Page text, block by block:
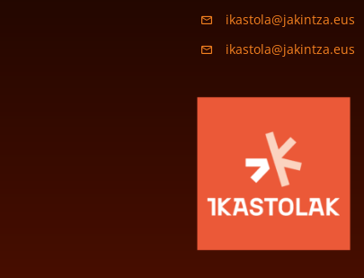
ikastola@jakintza.eus
ikastola@jakintza.eus